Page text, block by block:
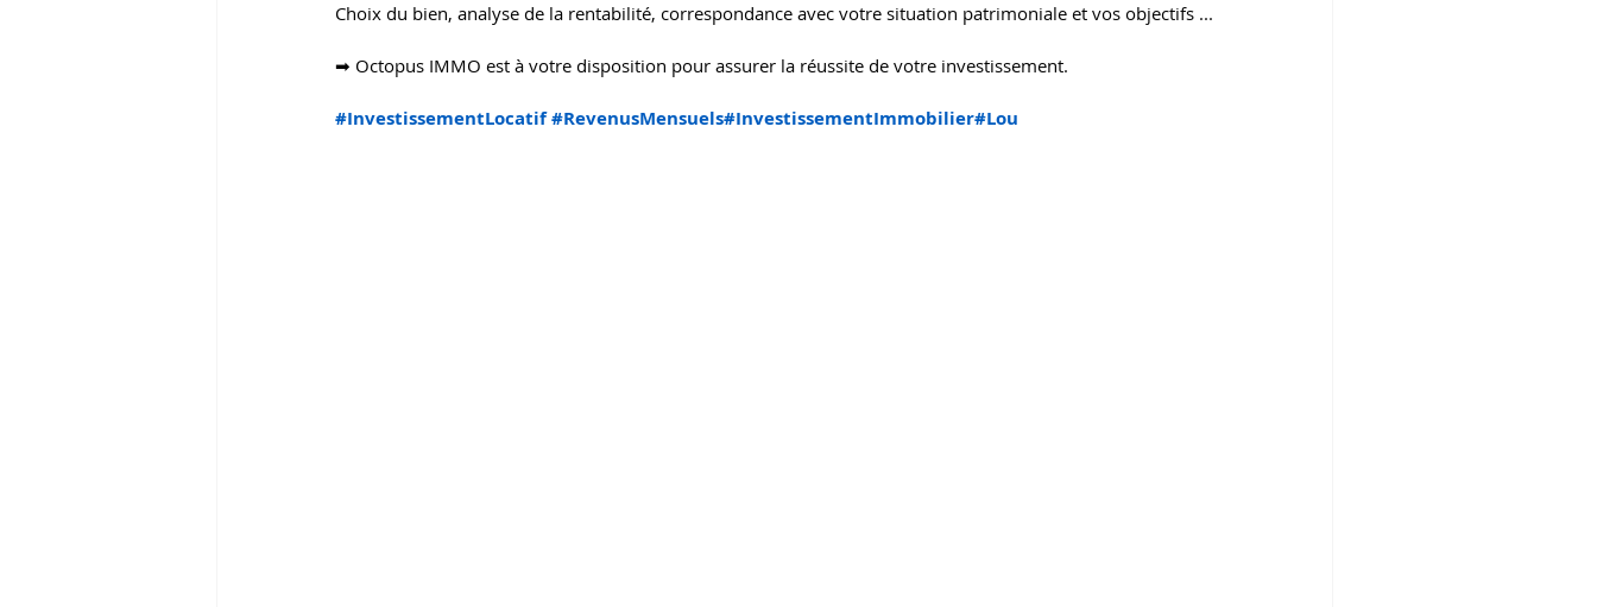
Choix du bien, analyse de la rentabilité, correspondance avec votre situation patrimoniale et vos objectifs ...
➡ Octopus IMMO est à votre disposition pour assurer la réussite de votre investissement.
#InvestissementLocatif#RevenusMensuels#InvestissementImmobilier#Lou